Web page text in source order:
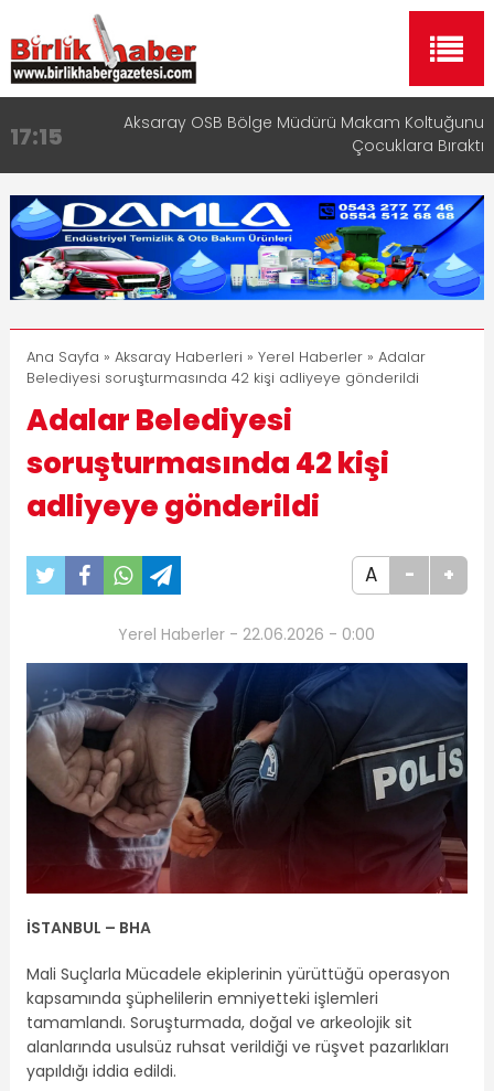
17:15
Aksaray OSB Bölge Müdürü Makam Koltuğunu
Çocuklara Bıraktı
16:00
Aksaray Esnaf Rehberi ile Google ve Yapay Zeka
Aramalarında Öne Çıkın
8:23 Aksaray Esnaf Rehberi Hizmete Girdi
11:30
Birlikhaber.com Yayın Hayatına Başladı | Hızlı ve
Akıllı Haber Platformu
13:33 Taşımacılıkta Dijital Devrim: Rota Sepetim
Ana Sayfa » Aksaray Haberleri » Yerel Haberler» Adalar
Belediyesi soruşturmasında 42 kişi adliyeye gönderildi
Adalar Belediyesi
soruşturmasında 42 kişi
adliyeye gönderildi
A - +
Yerel Haberler - 22.06.2026 - 0:00
İSTANBUL – BHA
Mali Suçlarla Mücadele ekiplerinin yürüttüğü operasyon
kapsamında şüphelilerin emniyetteki işlemleri
tamamlandı. Soruşturmada, doğal ve arkeolojik sit
alanlarında usulsüz ruhsat verildiği ve rüşvet pazarlıkları
yapıldığı iddia edildi.